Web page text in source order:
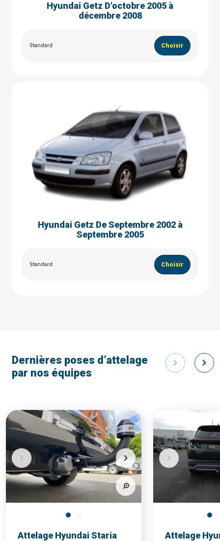
Hyundai Getz D'octobre 2005 à
décembre 2008
Standard Choisir
Hyundai Getz De Septembre 2002 à
Septembre 2005
Standard Choisir
Dernières poses d’attelage
par nos équipes
Attelage Hyundai Staria Attelage